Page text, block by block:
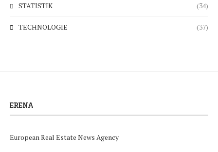
STATISTIK (34)
TECHNOLOGIE (37)
ERENA
European Real Estate News Agency